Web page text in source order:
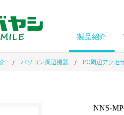
製品紹介
パソコン周辺機器 PC周辺アクセ
NNS-